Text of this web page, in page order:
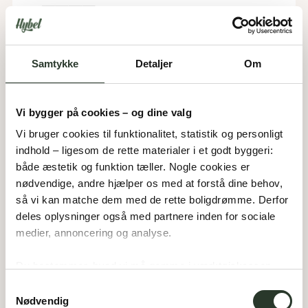
Samtykke Detaljer Om
Vi bygger på cookies – og dine valg
Vi bruger cookies til funktionalitet, statistik og personligt
indhold – ligesom de rette materialer i et godt byggeri:
både æstetik og funktion tæller. Nogle cookies er
nødvendige, andre hjælper os med at forstå dine behov,
så vi kan matche dem med de rette boligdrømme. Derfor
deles oplysninger også med partnere inden for sociale
medier, annoncering og analyse.
Nødvendig
F 170-D
Type:Arkitekttegnet hus
Værelser: 4
Carport:48m²